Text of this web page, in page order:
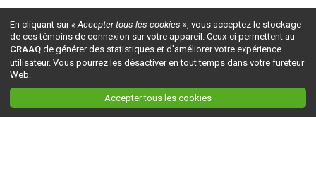
En cliquant sur« Accepter tous les cookies », vous acceptez le stockage
de ces témoins de connexion sur votre appareil. Ceux-ci permettent au
CRAAQ de générer des statistiques et d'améliorer votre expérience
utilisateur. Vous pourrez les désactiver en tout temps dans votre fureteur
Web.
Accepter tous les cookies